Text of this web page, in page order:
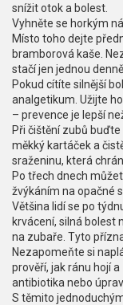
snížit otok a bolest.
Vyhněte se horkým
Místo toho dejte
bramborová kaše.
stačí jen jednou
Pokud cítíte silnější
analgetikum. Užijte
– prevence je lepší
Při čištění zubů
měkký kartáček a
sraženinu, která
Po třech dnech
žvýkáním na opačné
Většina lidí se po
krvácení, silná bolest
na zubaře. Tyto
Nezapomeňte si
prověří, jak ránu hojí
antibiotika nebo
S těmito